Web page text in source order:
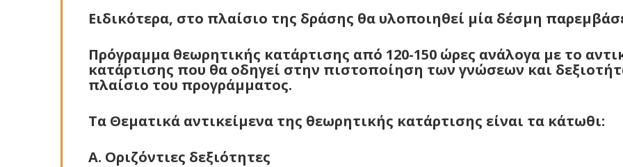
Ειδικότερα, στο πλαίσιο της δράσης θα υλοποιηθεί μία δέσμη
Πρόγραμμα θεωρητικής κατάρτισης από 120-150 ώρες ανάλογα με το
κατάρτισης που θα οδηγεί στην πιστοποίηση των γνώσεων και
πλαίσιο του προγράμματος.
Τα Θεματικά αντικείμενα της θεωρητικής κατάρτισης είναι τα κάτωθι:
Α. Οριζόντιες δεξιότητες